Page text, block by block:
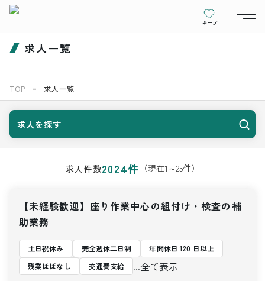
キープ
求人一覧
TOP 求人一覧
求人を探す
求人件数2024件 （現在1 ～25件）
【未経験歓迎】座り作業中心の組付け・検査の補
助業務
土日祝休み 完全週休二日制
年間休日 120 日以上
残業ほぼなし
交通費支給 ...全て表示